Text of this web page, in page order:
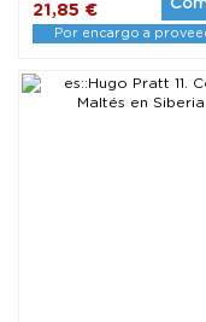
21,85 €
Por encargo a